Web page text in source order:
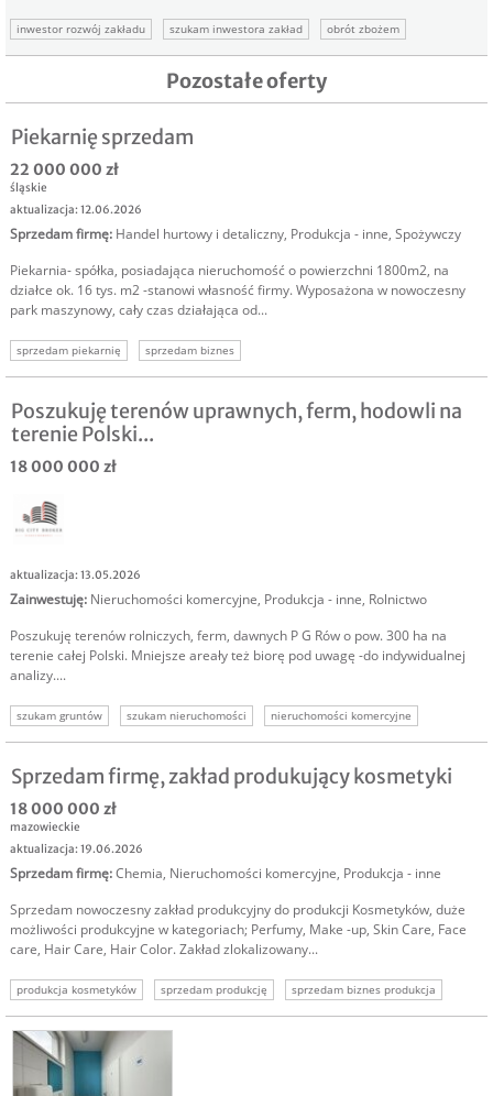
inwestor rozwój zakładu szukam inwestora zakład obrót zbożem
Pozostałe oferty
Piekarnię sprzedam
22 000 000 zł
śląskie
aktualizacja: 12.06.2026
Sprzedam firmę: Handel hurtowy i detaliczny, Produkcja - inne, Spożywczy
Piekarnia- spółka, posiadająca nieruchomość o powierzchni 1800m2, na
działce ok. 16 tys. m2 -stanowi własność firmy. Wyposażona w nowoczesny
park maszynowy, cały czas działająca od...
sprzedam piekarnię sprzedam biznes
Poszukuję terenów uprawnych, ferm, hodowli na
terenie Polski...
18 000 000 zł
aktualizacja: 13.05.2026
Zainwestuję: Nieruchomości komercyjne, Produkcja - inne, Rolnictwo
Poszukuję terenów rolniczych, ferm, dawnych P G Rów o pow. 300 ha na
terenie całej Polski. Mniejsze areały też biorę pod uwagę -do indywidualnej
analizy....
szukam gruntów szukam nieruchomości
nieruchomości komercyjne
grunty komercyjne
grunty uprawne kupię grunty rolne kupimy grunty
Sprzedam firmę, zakład produkujący kosmetyki
18 000 000 zł
mazowieckie
aktualizacja: 19.06.2026
Sprzedam firmę:Chemia, Nieruchomości komercyjne, Produkcja - inne
Sprzedam nowoczesny zakład produkcyjny do produkcji Kosmetyków, duże
możliwości produkcyjne w kategoriach; Perfumy, Make -up, Skin Care, Face
care, Hair Care, Hair Color. Zakład zlokalizowany...
produkcja kosmetyków sprzedam produkcję
sprzedam biznes produkcja
sprzedam firmę produkcyjną